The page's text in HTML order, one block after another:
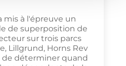
mis à l'épreuve un
de superposition de
sur trois parcs
Lillgrund, Horns Rev
de déterminer quand